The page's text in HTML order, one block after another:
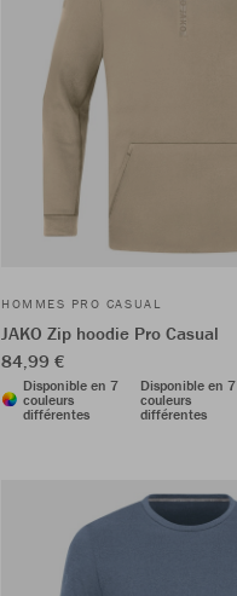
HOMMES PRO CASUAL
JAKO Zip hoodie Pro Casual
84,99 €
Disponible en 7
couleurs
différentes
Disponible en 7
couleurs
différentes